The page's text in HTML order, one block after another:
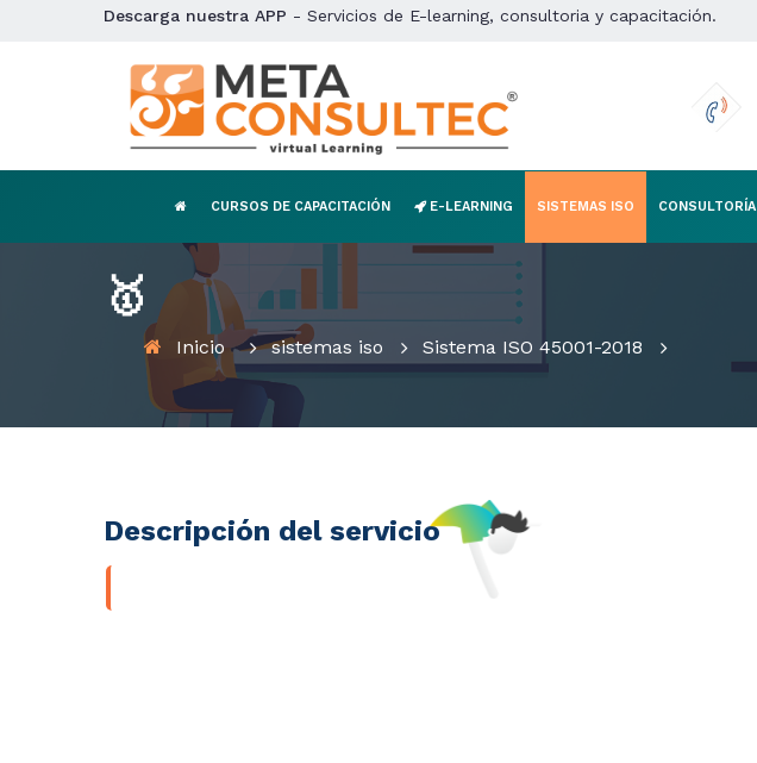
Descarga nuestra APP - Servicios de E-learning, consultoria y capacitación.
CURSOS DE CAPACITACIÓN E-LEARNING SISTEMAS ISO CONSULTORÍA
🥇
Inicio sistemas iso Sistema ISO 45001-2018
Descripción del servicio